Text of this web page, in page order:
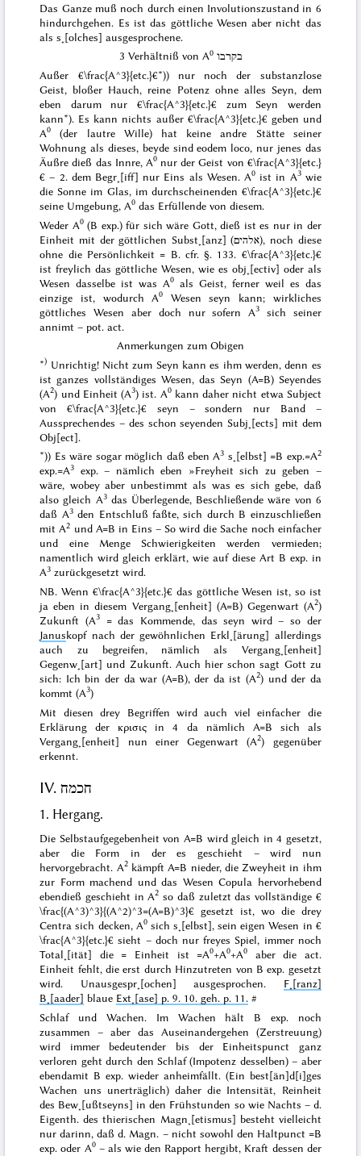
Das Ganzemuß noch durch einen Involutionszustand in 6
hindurchgehen. Es ist das göttliche Wesen aber nicht das
als s˖[olches] ausgesprochene.
3 Verhältniß von A0 בקרבו
Außer €\frac{A^3}{etc.}€*)) nur noch der substanzlose
Geist, bloßer Hauch, reine Potenz ohne alles Seyn, dem
eben darum nur €\frac{A^3}{etc.}€ zum Seyn werden
kann*). Es kann nichts außer €\frac{A^3}{etc.}€ geben und
A0
(der lautre Wille) hat keine andre Stätte seiner
Wohnung als dieses, beyde sindeodem loco, nur jenes das
Äußre dieß das Innre, A0nur der Geist von €\frac{A^3}{etc.}
€ – 2. dem Begr˖[iff] nur Eins als Wesen. A0ist in A3wie
die Sonne im Glas, im durchscheinenden €\frac{A^3}{etc.}€
seine Umgebung, A0 das Erfüllende von diesem.
Weder A0(B exp.) für sich wäre Gott, dieß ist es nur in der
Einheit mit der göttlichen Subst˖[anz] (אלהים), noch diese
ohne die Persönlichkeit = B. cfr. §. 133. €\frac{A^3}{etc.}€
ist freylich das göttliche Wesen, wie es obj˖[ectiv] oder als
Wesen dasselbe ist was A0 als Geist, ferner weil es das
einzige ist, wodurch A0 Wesen seyn kann; wirkliches
göttliches Wesen aber doch nur sofern A3
sich seiner
annimt – pot. act.
Anmerkungen zum Obigen
*) Unrichtig! Nicht zum Seyn kann es ihm werden, denn es
ist ganzes vollständiges Wesen, das Seyn (A=B) Seyendes
(A2) und Einheit (A3) ist. A0kann daher nicht etwa Subject
von €\frac{A^3}{etc.}€ seyn – sondern nur Band–
Aussprechendes – des schon seyenden Subj˖[ects] mit dem
Obj[ect].
*)) Es wäre sogar möglich daß eben A3 s˖[elbst] =B exp.=A2
exp.=A3
exp. – nämlich eben »Freyheit sich zu geben –
wäre, wobey aber unbestimmtals was es sich gebe, daß
also gleich A3das Überlegende, Beschließende wäre von 6
daß A3den Entschluß faßte, sich durch B einzuschließen
mit A2 und A=B in Eins – So wird die Sache noch einfacher
und eine Menge Schwierigkeiten werden vermieden;
namentlich wird gleich erklärt, wie auf diese Art B exp. in
A3 zurückgesetzt wird.
NB. Wenn €\frac{A^3}{etc.}€ das göttliche Wesen ist, so ist
ja eben in diesem Vergang˖[enheit] (A=B) Gegenwart (A2)
Zukunft (A3= das Kommende, das seyn wird – so der
Januskopf nach der gewöhnlichen Erkl˖[ärung] allerdings
auch zu begreifen, nämlich als Vergang˖[enheit]
Gegenw˖[art] und Zukunft. Auch hier schon sagt Gott zu
sich: Ich bin der da war (A=B), der da ist (A2) und der da
kommt (A3)
Mit diesen drey Begriffen wird auch viel einfacher die
Erklärung der κρισις in 4 da nämlich A=B sich als
Vergang˖[enheit] nun einer Gegenwart (A2) gegenüber
erkennt.
IV.חכמח
1. Hergang.
Die Selbstaufgegebenheit von A=B wird gleich in 4 gesetzt,
aber die Form in der es geschieht – wird nun
hervorgebracht. A2kämpft A=B nieder, die Zweyheit in ihm
zur Form machend und das WesenCopula hervorhebend
ebendieß geschieht in A2 so daß zuletzt das vollständige €
\frac{(A^3)^3}{(A^2)^3=(A=B)^3}€ gesetzt ist, wo die drey
Centra sich decken, A0sich s˖[elbst], sein eigen Wesen in €
\frac{A^3}{etc.}€ sieht – doch nur freyes Spiel, immer noch
Total˖[ität] die = Einheit ist =A0+A0+A0
aber die act.
Einheit fehlt, die erst durch Hinzutreten von B exp. gesetzt
wird. Unausgespr˖[ochen] ausgesprochen. F˖[ranz]
B˖[aader] blaue Ext˖[ase] p. 9. 10.geh. p. 11. #
Schlaf und Wachen. Im Wachen hält B exp. noch
zusammen – aber das Auseinandergehen (Zerstreuung)
wird immer bedeutender bis der Einheitspunct ganz
verloren geht durch den Schlaf (Impotenz desselben) – aber
ebendamit B exp. wieder anheimfällt. (Ein best[än]d[i]ges
Wachen uns unerträglich) daher die Intensität, Reinheit
des Bew˖[ußtseyns] in den Frühstunden so wie Nachts – d.
Eigenth. des thierischen Magn˖[etismus] besteht vielleicht
nur darinn, daß d. Magn. – nicht sowohl den Haltpunct =B
exp. oder A0– als wie den Rapport hergibt, Kraft dessen der